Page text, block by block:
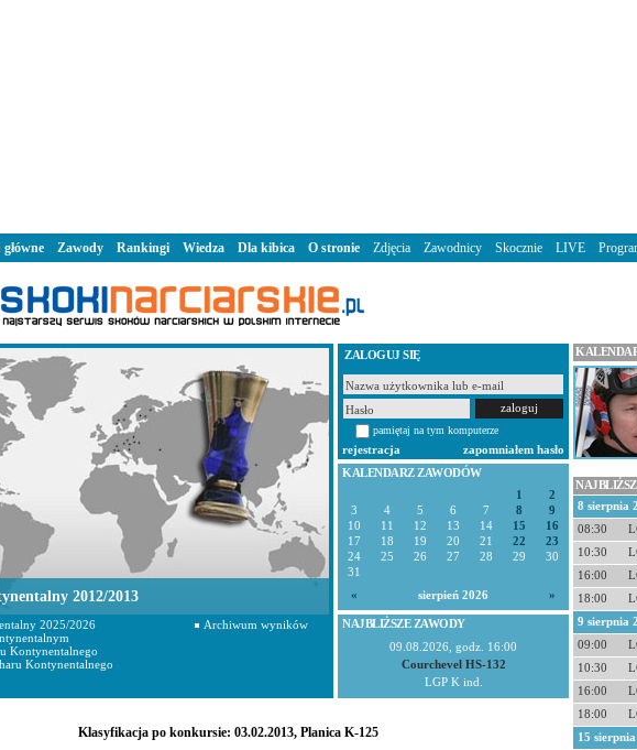
ZALOGUJ SIĘ
pamiętaj na tym komputerze
rejestracja
zapomniałem hasło
KALENDARZ ZAWODÓW
1
2
3
4 5 6 7 8
9
10
11 12 13 14 15
16
17
18 19 20 21 22
23
24
25 26 27 28 29
30
31
«
sierpień 2026 »
NAJBLIŻSZE ZAWODY
09.08.2026, godz. 16:00
Courchevel HS-132
LGP K ind.
Klasyfikacja po konkursie: 03.02.2013, Planica K-125
2012/2013
2025/2026
Archiwum wyników
Kontynentalnego
Kontynentalnego
8 sierpnia
08:30
10:30
16:00
18:00
9 sierpnia
09:00
10:30
16:00
18:00
15
Zawody Rankingi Wiedza Dla kibica O stronie Zdjęcia Zawodnicy Skocznie LIVE